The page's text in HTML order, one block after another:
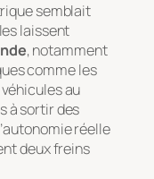
semblait
laissent
, notamment
comme les
au
à sortir des
réelle
deux freins